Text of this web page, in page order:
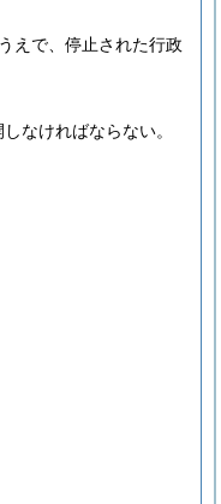
えで、停止された行政
なければならない。